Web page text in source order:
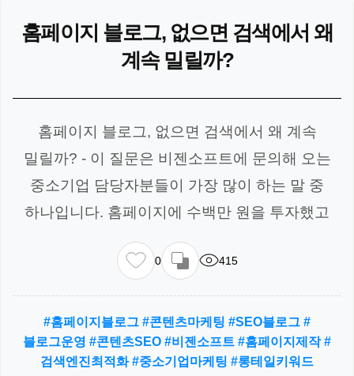
홈페이지 블로그, 없으면 검색에서 왜
계속 밀릴까?
홈페이지 블로그, 없으면 검색에서 왜 계속
밀릴까? - 이 질문은 비젠소프트에 문의해 오는
중소기업 담당자분들이 가장 많이 하는 말 중
하나입니다. 홈페이지에 수백만 원을 투자했고
0 415
#홈페이지블로그 #콘텐츠마케팅 #SEO블로그 #
블로그운영 #콘텐츠SEO #비젠소프트 #홈페이지제작 #
검색엔진최적화 #중소기업마케팅 #롱테일키워드